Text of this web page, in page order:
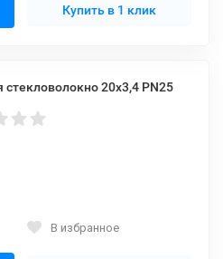
Купить в 1 клик
20х3,4 PN25
В избранное